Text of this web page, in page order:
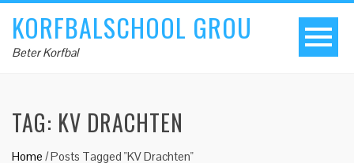
KORFBALSCHOOL GROU
Beter Korfbal
TAG: KV DRACHTEN
Home /Posts Tagged "KV Drachten"